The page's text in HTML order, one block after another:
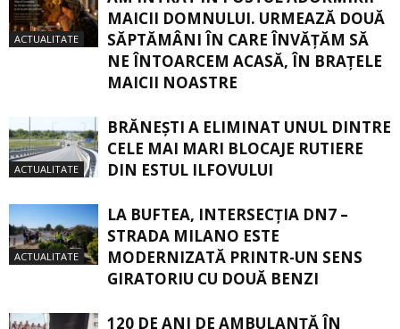
ACTUALITATE
MAICII DOMNULUI. URMEAZĂ DOUĂ
SĂPTĂMÂNI ÎN CARE ÎNVĂŢĂM SĂ
NE ÎNTOARCEM ACASĂ, ÎN BRAŢELE
MAICII NOASTRE
ACTUALITATE
BRĂNEȘTI A ELIMINAT UNUL DINTRE
CELE MAI MARI BLOCAJE RUTIERE
DIN ESTUL ILFOVULUI
ACTUALITATE
LA BUFTEA, INTERSECŢIA DN7 –
STRADA MILANO ESTE
MODERNIZATĂ PRINTR-UN SENS
GIRATORIU CU DOUĂ BENZI
120 DE ANI DE AMBULANȚĂ ÎN